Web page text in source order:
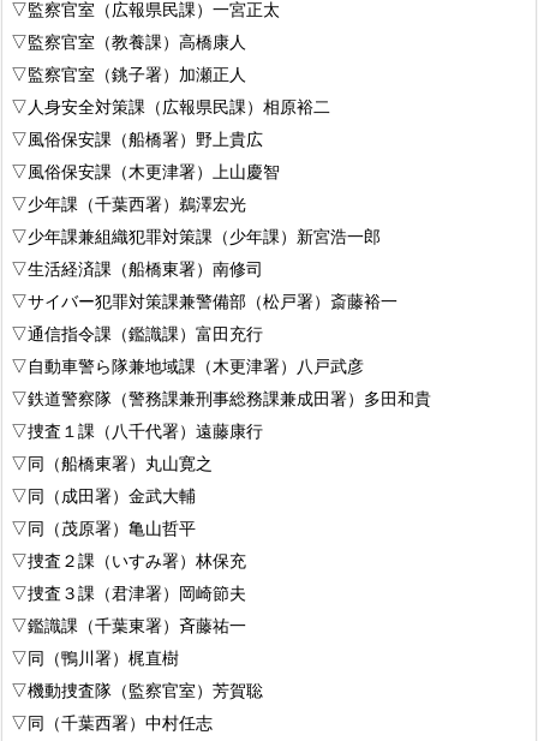
▽監察官室（広報県民課）一宮正太
▽監察官室（教養課）高橋康人
▽監察官室（銚子署）加瀬正人
▽人身安全対策課（広報県民課）相原裕二
▽風俗保安課（船橋署）野上貴広
▽風俗保安課（木更津署）上山慶智
▽少年課（千葉西署）鵜澤宏光
▽少年課兼組織犯罪対策課（少年課）新宮浩一郎
▽生活経済課（船橋東署）南修司
▽サイバー犯罪対策課兼警備部（松戸署）斎藤裕一
▽通信指令課（鑑識課）富田充行
▽自動車警ら隊兼地域課（木更津署）八戸武彦
▽鉄道警察隊（警務課兼刑事総務課兼成田署）多田和貴
▽捜査１課（八千代署）遠藤康行
▽同（船橋東署）丸山寛之
▽同（成田署）金武大輔
▽同（茂原署）亀山哲平
▽捜査２課（いすみ署）林保充
▽捜査３課（君津署）岡崎節夫
▽鑑識課（千葉東署）斉藤祐一
▽同（鴨川署）梶直樹
▽機動捜査隊（監察官室）芳賀聡
▽同（千葉西署）中村任志